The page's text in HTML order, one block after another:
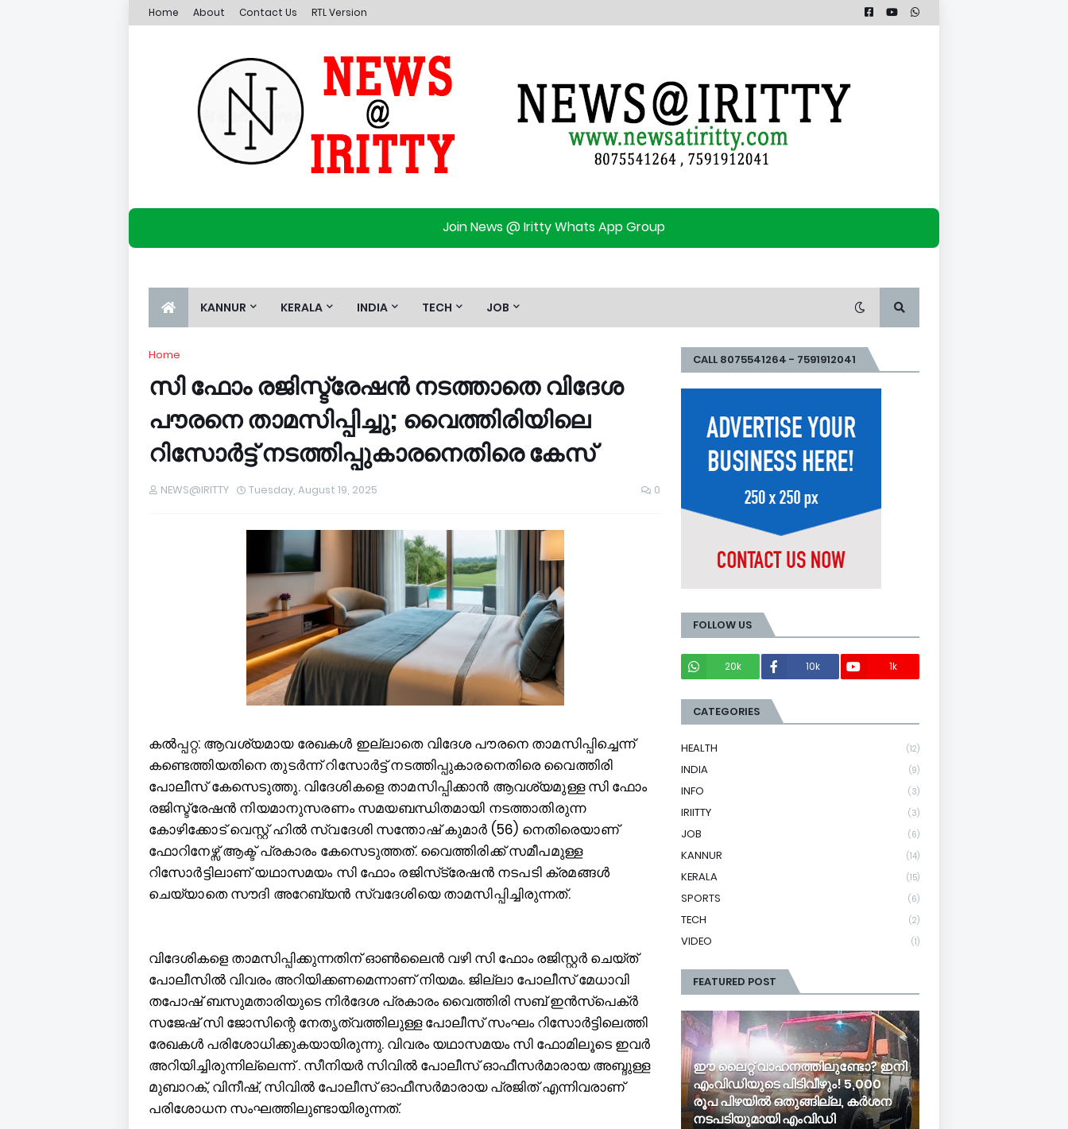
Home About Contact Us RTL Version
Join News @ Iritty Whats App Group
KANNUR KERALA INDIA TECH JOB
Home
സി ഫോം രജിസ്ട്രേഷന്‍ നടത്താതെ വിദേശ
പൗരനെ താമസിപ്പിച്ചു; വൈത്തിരിയിലെ
റിസോര്‍ട്ട് നടത്തിപ്പുകാരനെതിരെ കേസ്
NEWS@IRITTY Tuesday, August 19, 2025 0
കല്‍പ്പറ്റ: ആവശ്യമായ രേഖകള്‍ ഇല്ലാതെ വിദേശ പൗരനെ താമസിപ്പിച്ചെന്ന്
കണ്ടെത്തിയതിനെ തുടര്‍ന്ന് റിസോര്‍ട്ട് നടത്തിപ്പുകാരനെതിരെ വൈത്തിരി
പോലീസ് കേസെടുത്തു. വിദേശികളെ താമസിപ്പിക്കാന്‍ ആവശ്യമുള്ള സി ഫോം
രജിസ്ട്രേഷന്‍ നിയമാനുസരണം സമയബന്ധിതമായി നടത്താതിരുന്ന
കോഴിക്കോട് വെസ്റ്റ് ഹില്‍ സ്വദേശി സന്തോഷ് കുമാര്‍ (56) നെതിരെയാണ്
ഫോറിനേഴ്സ് ആക്ട് പ്രകാരം കേസെടുത്തത്. വൈത്തിരിക്ക് സമീപമുള്ള
റിസോര്‍ട്ടിലാണ് യഥാസമയം സി ഫോം രജിസ്‌ട്രേഷന്‍ നടപടി ക്രമങ്ങള്‍
ചെയ്യാതെ സൗദി അറേബ്യന്‍ സ്വദേശിയെ താമസിപ്പിച്ചിരുന്നത്.
വിദേശികളെ താമസിപ്പിക്കുന്നതിന് ഓണ്‍ലൈന്‍ വഴി സി ഫോം രജിസ്റ്റര്‍ ചെയ്ത്
പോലീസില്‍ വിവരം അറിയിക്കണമെന്നാണ് നിയമം. ജില്ലാ പോലീസ് മേധാവി
തപോഷ് ബസുമതാരിയുടെ നിര്‍ദേശ പ്രകാരം വൈത്തിരി സബ് ഇന്‍സ്പെക്ര്‍
സജേഷ് സി ജോസിന്റെ നേതൃത്വത്തിലുള്ള പോലീസ് സംഘം റിസോര്‍ട്ടിലെത്തി
രേഖകള്‍ പരിശോധിക്കുകയായിരുന്നു. വിവരം യഥാസമയം സി ഫോമിലൂടെ ഇവര്‍
അറിയിച്ചിരുന്നില്ലെന്ന് . സീനിയര്‍ സിവില്‍ പോലീസ് ഓഫീസര്‍മാരായ അബ്ദുള്ള
മുബാറക്, വിനീഷ്, സിവില്‍ പോലീസ് ഓഫീസര്‍മാരായ പ്രജിത് എന്നിവരാണ്
പരിശോധന സംഘത്തിലുണ്ടായിരുന്നത്.
CALL 8075541264 - 7591912041
FOLLOW US
20k
10k 1k
CATEGORIES
HEALTH (12)
INDIA (9)
INFO (3)
IRIITTY (3)
JOB (6)
KANNUR (14)
KERALA (15)
SPORTS (6)
TECH (2)
VIDEO (1)
FEATURED POST
ഈ ലൈറ്റ് വാഹനത്തിലുണ്ടോ? ഇനി
എംവിഡിയുടെ പിടിവീഴും! 5,000
രൂപ പിഴയിൽ ഒതുങ്ങില്ല, കർശന
നടപടിയുമായി എംവിഡി